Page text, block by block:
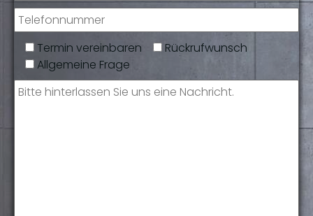
Termin vereinbaren
Rückrufwunsch
Allgemeine Frage